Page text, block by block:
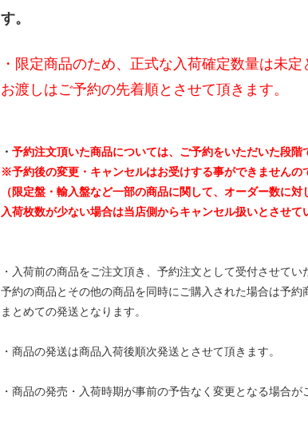
す。
・限定商品のため、正式な入荷確定数量は未
お渡しはご予約の先着順とさせて頂きます。
・ 予約注文頂いた商品については、ご予約をいただいた段階
※予約後の変更・キャンセルはお受けする事ができませんの
（限定盤・輸入盤など一部の商品に関して、オーダー数に
入荷枚数が少ない場合は当店側からキャンセル扱いとさせ
・入荷前の商品をご注文頂き、予約注文として受付させてい
予約の商品とその他の商品を同時にご購入された場合は予約
まとめての発送となります。
・商品の発送は商品入荷後順次発送とさせて頂きます。
・商品の発売・入荷時期が事前の予告なく変更となる場合が